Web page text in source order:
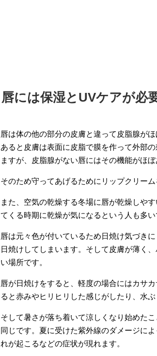
唇には保湿とUVケアが必
唇は体の他の部分の皮膚と違って皮脂腺が
あると皮膚は表面に皮脂で膜を作って外部
ますが、皮脂腺がない唇にはその機能がほぼ
そのため守ってあげるためにリップクリー
また、空気の乾燥する冬場に唇が乾燥しや
てくる時期に乾燥が気になるという人も多
唇は元々色が付いているため日焼け気づき
日焼けしてしまいます。そして皮膚が薄く
い場所です。
唇が日焼けをすると、軽度の場合にはカサ
ると赤みやヒリヒリした感じがしたり、水
そして暑さが落ち着いて涼しくなり始めた
同じです。夏に受けた紫外線のダメージに
れが起こるなどの症状が現れます。